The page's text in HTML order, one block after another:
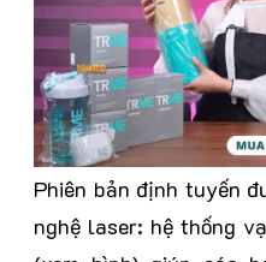
Phiên bản định tuyến
nghệ laser: hệ thống